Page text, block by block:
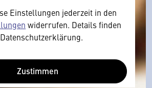
Einstellungen jederzeit in den
widerrufen. Details finden
Zustimmen